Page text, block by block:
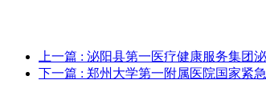
上一篇 : 泌阳县第一医疗健康服务集团
下一篇 : 郑州大学第一附属医院国家紧